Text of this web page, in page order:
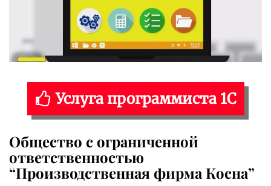
Услуга программиста 1С
Общество с ограниченной
ответственностью
“Производственная фирма Косна”